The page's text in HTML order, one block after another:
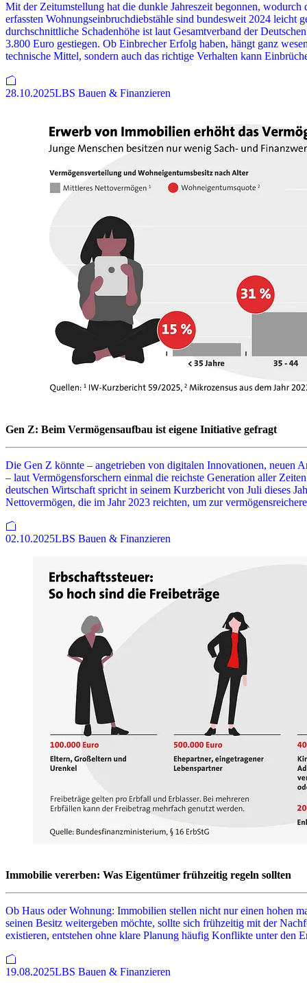
Mit der Zeitumstellung hat die dunkle Jahreszeit begonnen,
erfassten Wohnungseinbruchdiebstähle sind bundesweit 2024 leicht
durchschnittliche Schadenhöhe ist laut Gesamtverband der
3.800 Euro gestiegen. Ob Einbrecher Erfolg haben, hängt ganz
technische Mittel, sondern auch das richtige Verhalten kann
28.10.2025LBS Bauen & Finanzieren
Gen Z: Beim Vermögensaufbau ist eigene Initiative gefragt
Die Gen Z könnte – angetrieben von digitalen Innovationen, neuen
– laut Vermögensforschern einmal die reichste Generation aller
deutschen Wirtschaft spricht in seinem Kurzbericht von Juli dieses
Nettovermögen, die im Jahr 2023 reichten, um zur
02.10.2025LBS Bauen & Finanzieren
Immobilie vererben: Was Eigentümer frühzeitig regeln sollten
Ob Haus oder Wohnung: Immobilien stellen nicht nur einen hohen
seinen Besitz weitergeben möchte, sollte sich frühzeitig mit der
existieren, entstehen ohne klare Planung häufig Konflikte unter den
19.08.2025LBS Bauen & Finanzieren